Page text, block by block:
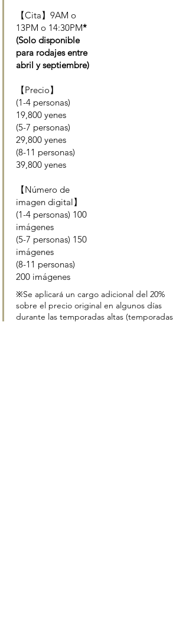
【Cita】9AM o
13PM o 14:30PM*
(Solo disponible
para rodajes entre
abril y septiembre)
【Precio】
(1-4 personas)
19,800 yenes
(5-7 personas)
29,800 yenes
(8-11 personas)
39,800 yenes
【Número de
imagen digital】
(1-4 personas) 100
imágenes
(5-7 personas) 150
imágenes
(8-11 personas)
200 imágenes
※Se aplicará un cargo adicional del 20%
sobre el precio original en algunos días
durante las temporadas altas (temporadas